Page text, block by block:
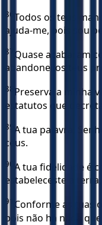
86 Todos os teus
ajuda-me, pois sou
87 Quase acabaram
abandonei os teus
88 Preserva a minha
estatutos que
89 A tua palavra,
céus.
90 A tua fidelidade é
estabeleceste a
91
Conforme as tuas
pois não há nada